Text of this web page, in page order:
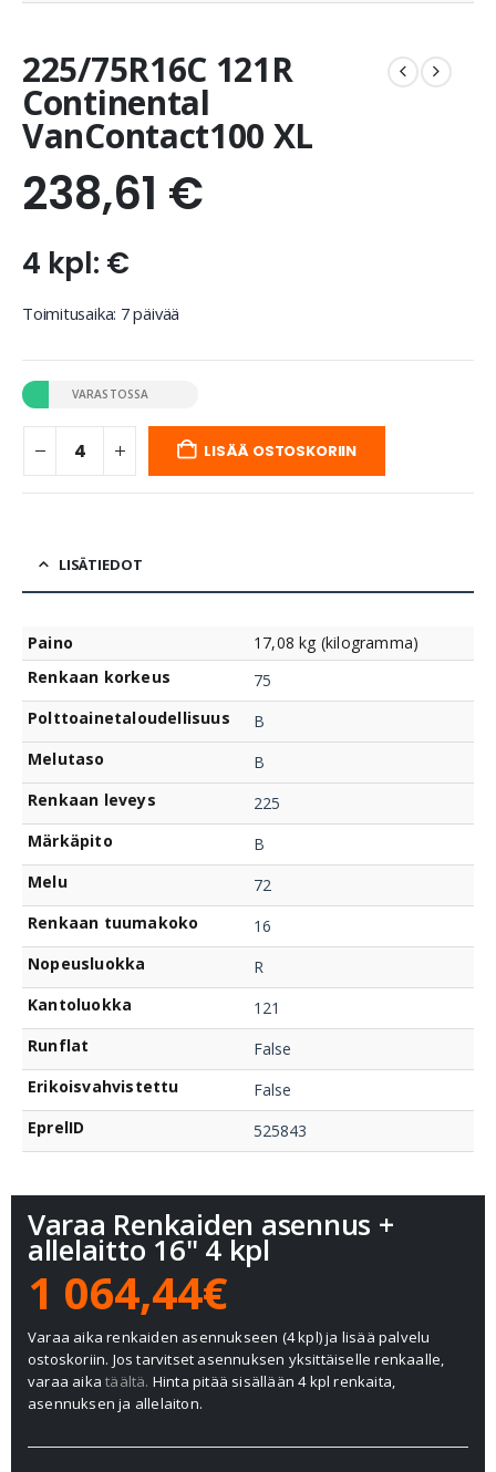
225/75R16C 121R
Continental
VanContact100 XL
238,61 €
4 kpl: €
Toimitusaika: 7 päivää
VARASTOSSA
LISÄÄ OSTOSKORIIN
LISÄTIEDOT
Paino
17,08 kg (kilogramma)
Renkaan korkeus
75
Polttoainetaloudellisuus
B
Melutaso
B
Renkaan leveys
225
Märkäpito
B
Melu
72
Renkaan tuumakoko
16
Nopeusluokka
R
Kantoluokka
121
Runflat
False
Erikoisvahvistettu
False
EprelID
525843
Varaa Renkaiden asennus +
allelaitto 16" 4 kpl
1 064,44€
Varaa aika renkaiden asennukseen (4 kpl) ja lisää palvelu
ostoskoriin. Jos tarvitset asennuksen yksittäiselle renkaalle,
varaa aikatäältä. Hinta pitää sisällään 4 kpl renkaita,
asennuksen ja allelaiton.